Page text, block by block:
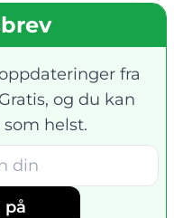
fra
og du kan
helst.
på